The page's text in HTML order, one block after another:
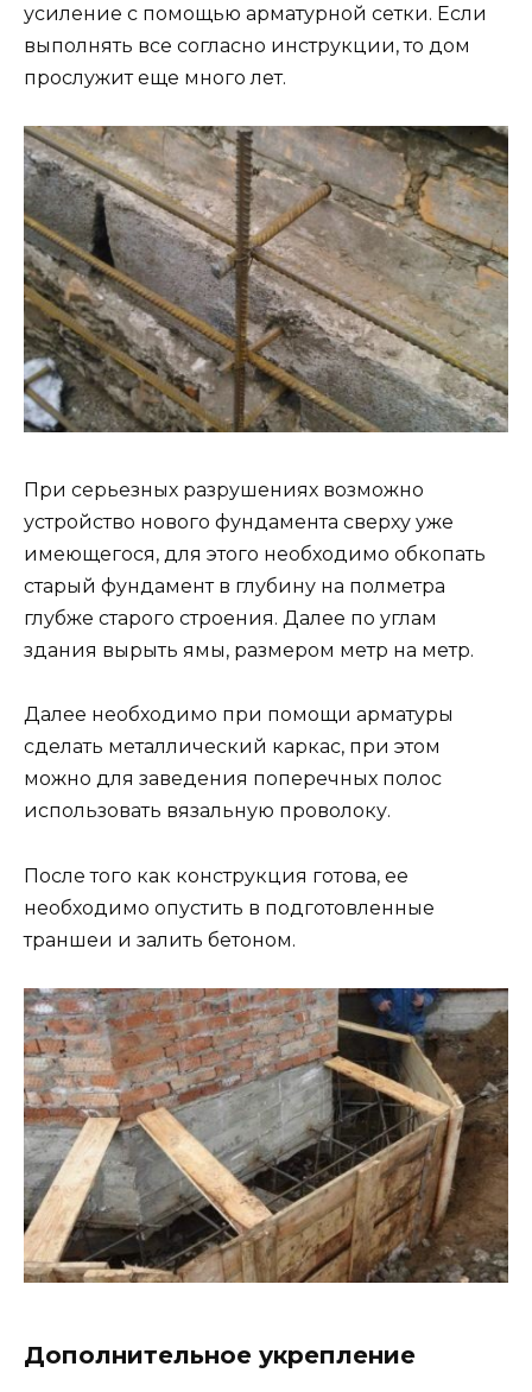
усиление с помощью арматурной сетки. Если
выполнять все согласно инструкции, то дом
прослужит еще много лет.
При серьезных разрушениях возможно
устройство нового фундамента сверху уже
имеющегося, для этого необходимо обкопать
старый фундамент в глубину на полметра
глубже старого строения. Далее по углам
здания вырыть ямы, размером метр на метр.
Далее необходимо при помощи арматуры
сделать металлический каркас, при этом
можно для заведения поперечных полос
использовать вязальную проволоку.
После того как конструкция готова, ее
необходимо опустить в подготовленные
траншеи и залить бетоном.
Дополнительное укрепление